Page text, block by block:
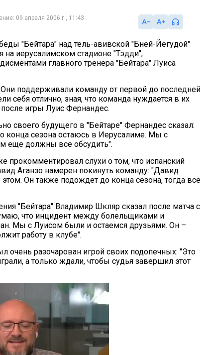
09 апреля 2006 г., 11:43
"Бейтара" над тель-авивской "Бней-Йегудой"
на иерусалимском стадионе "Тэдди",
главного тренера "Бейтара" Луиса
поддерживали команду от первой до последней
себя отлично, зная, что команда нуждается в их
игры Луис Фернандес.
своего будущего в "Бейтаре" Фернандес сказал:
конца сезона остаюсь в Иерусалиме. Мы с
еще должны все обсудить".
прокомментировал слухи о том, что испанский
Аганзо намерен покинуть команду: "Давид
этом. Он также подождет до конца сезона, тогда все
"Бейтара" Владимир Шкляр сказал после матча с
что инцидент между болельщиками и
Мы с Луисом были и остаемся друзьями. Он –
работу в клубе".
разочарован игрой своих подопечных: "Это
а только ждали, чтобы судья завершил этот